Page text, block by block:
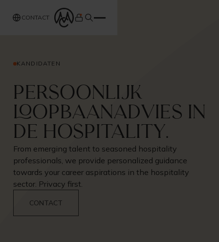
CONTACT
KANDIDATEN
Persoonlijk
loopbaanadvies in
de hospitality.
From emerging talent to seasoned hospitality
professionals, we provide personalized guidance
towards your career aspirations in the hospitality
sector. Privacy first.
CONTACT